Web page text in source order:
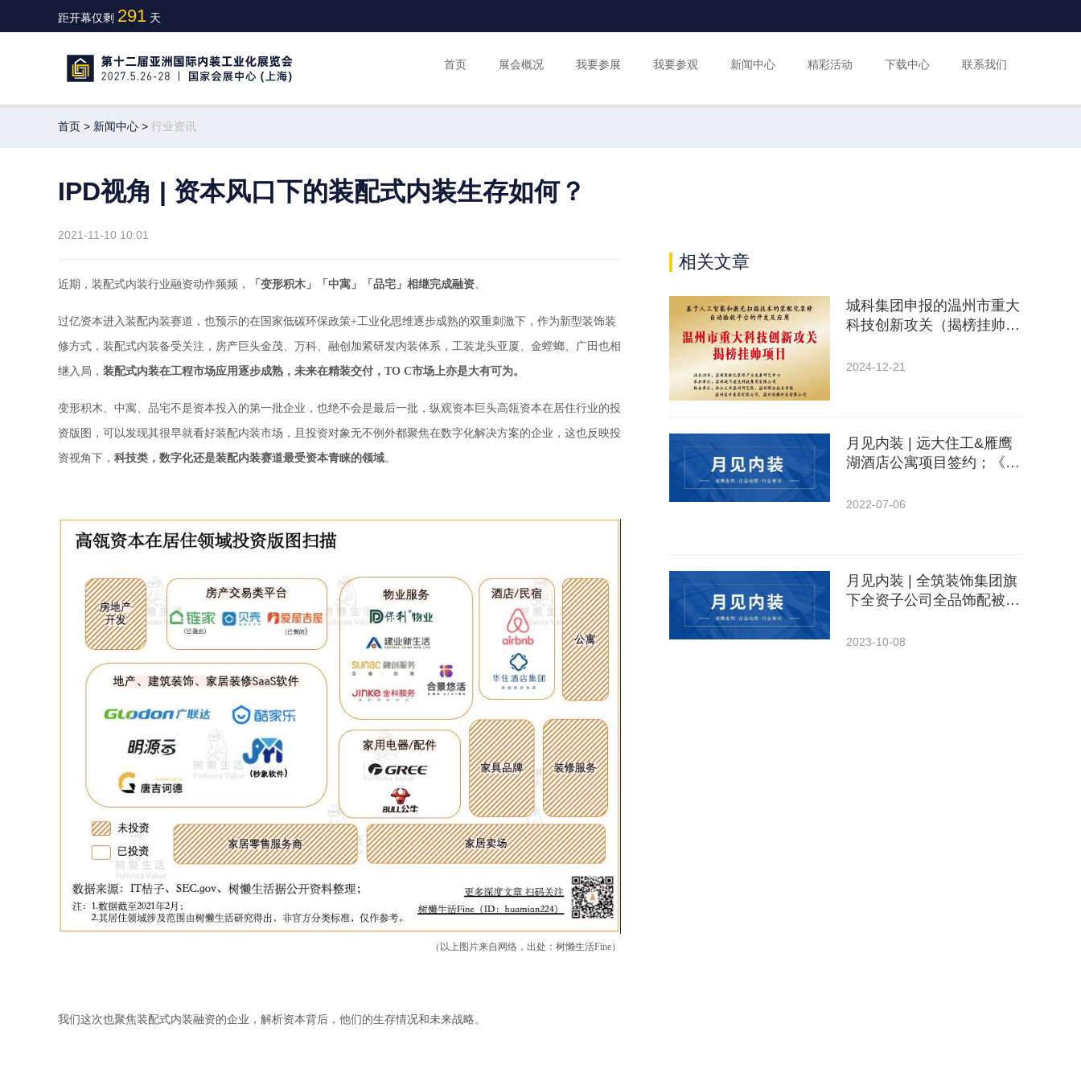
距开幕仅剩 291 天
首页 展会概况 我要参展 我要参观 新闻中心 精彩活动 下载中心 联系我们
首页 > 新闻中心 > 行业资讯
IPD视角 | 资本风口下的装配式内装生存如何？
2021-11-10 10:01
近期，装配式内装行业融资动作频频， 「变形积木」「中寓」「品宅」相继完成融资。
过亿资本进入装配内装赛道，也预示的在国家低碳环保政策+工业化思维逐步成熟的双重刺激下，作为新型装饰装
修方式，装配式内装备受关注，房产巨头金茂、万科、融创加紧研发内装体系，工装龙头亚厦、金螳螂、广田也相
继入局， 装配式内装在工程市场应用逐步成熟，未来在精装交付，TO C市场上亦是大有可为。
变形积木、中寓、品宅不是资本投入的第一批企业，也绝不会是最后一批，纵观资本巨头高瓴资本在居住行业的投
资版图，可以发现其很早就看好装配内装市场，且投资对象无不例外都聚焦在数字化解决方案的企业，这也反映投
资视角下， 科技类，数字化还是装配内装赛道最受资本青睐的领域。
（以上图片来自网络，出处：树懒生活Fine）
我们这次也聚焦装配式内装融资的企业，解析资本背后，他们的生存情况和未来战略。
相关文章
城科集团申报的温州市重大
科技创新攻关（揭榜挂帅）
2024-12-21
月见内装 | 远大住工&雁鹰
湖酒店公寓项目签约；《酒
上启动会召开
2022-07-06
月见内装 | 全筑装饰集团旗
下全资子公司全品饰配被申
企业半年报出炉
2023-10-08